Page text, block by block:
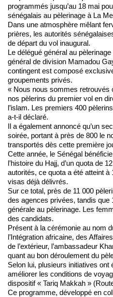
programmés jusqu’au 18 mai
sénégalais au pèlerinage à La
Dans une atmosphère mêlant
prières, les autorités
de départ du vol inaugural.
Le délégué général au
général de division Mamadou
contingent est composé
groupements privés.
« Nous nous sommes retrouvés
nos pèlerins du premier vol en
l’islam. Les premiers 400
a-t-il déclaré.
Il a également annoncé qu’un
soirée, portant à près de 800 le
transportés dès cette première
Cette année, le Sénégal
l’histoire du Hajj, d’un quota de
autorités, ce quota a été atteint à
visas déjà délivrés.
Sur ce total, près de 11 000
des agences privées, tandis que
générale au pèlerinage. Les
des candidats.
Présent à la cérémonie au nom
l’Intégration africaine, des
de l’extérieur, l’ambassadeur
quant au bon déroulement du
Selon lui, plusieurs initiatives ont
améliorer les conditions de
dispositif « Tariq Makkah »
Ce programme, développé en